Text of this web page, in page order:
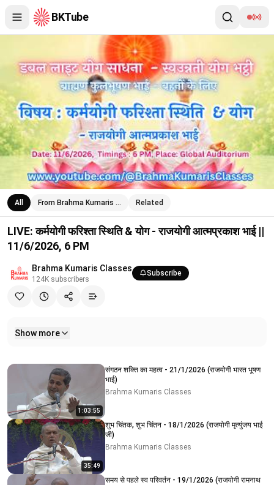
BKTube
LIVE: कर्मयोगी फरिश्ता स्थिति & योग - राजयोगी आत्मप्रकाश भाई || 11/6/
All From Brahma Kumaris … Related
LIVE: कर्मयोगी फरिश्ता स्थिति & योग - राजयोगी आत्मप्रकाश भाई ||
11/6/2026, 6 PM
Brahma Kumaris Classes
124K subscribers
Subscribe
Show more
Related videos
1:03:55
संगठन शक्ति का महत्व - 21/1/2026 (राजयोगी भारत भूषण
भाई)
Brahma Kumaris Classes
35:49
शुभ चिंतक, शुभ चिंतन - 18/1/2026 (राजयोगी मृत्युंजय भाई
जी)
Brahma Kumaris Classes
समय से पहले स्व परिवर्तन - 19/1/2026 (राजयोगी रामनाथ